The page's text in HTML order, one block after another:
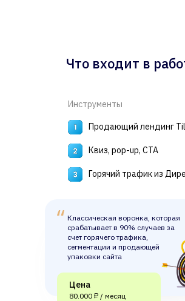
Продающий лендинг
Квиз, pop-up, CTA
Горячий трафик из
Инструменты
Цена
80.000 ₽ / месяц
Классическая воронка, которая
срабатывает в 90% случаев за
счет горячего трафика,
сегментации и продающей
упаковки сайта
Что входит в